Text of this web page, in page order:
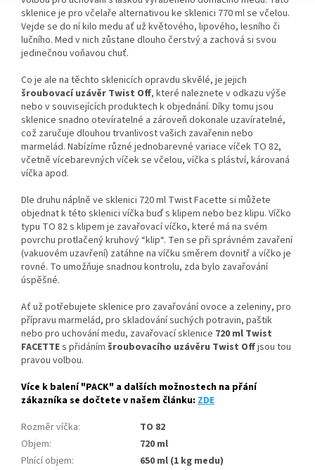
sklenice je pro včelaře alternativou ke sklenici 770 ml se včelou.
Vejde se do ní kilo medu ať už květového, lipového, lesního či
lučního. Med v nich zůstane dlouho čerstvý a zachová si svou
jedinečnou voňavou chuť.
Co je ale na těchto sklenicích opravdu skvělé, je jejich
šroubovací uzávěr Twist Off, které naleznete v odkazu výše
nebo v souvisejících produktech k objednání. Díky tomu jsou
sklenice snadno otevíratelné a zároveň dokonale uzavíratelné,
což zaručuje dlouhou trvanlivost vašich zavařenin nebo
marmelád. Nabízíme různé jednobarevné variace víček TO 82,
včetně vícebarevných víček se včelou, víčka s pláství, károvaná
víčka apod.
Dle druhu náplně ve sklenici 720 ml Twist Facette si můžete
objednat k této sklenici víčka buď s klipem nebo bez klipu. Víčko
typu TO 82 s klipem je zavařovací víčko, které má na svém
povrchu protlačený kruhový “klip“. Ten se při správném zavaření
(vakuovém uzavření) zatáhne na víčku směrem dovnitř a víčko je
rovné. To umožňuje snadnou kontrolu, zda bylo zavařování
úspěšné.
Ať už potřebujete sklenice pro zavařování ovoce a zeleniny, pro
přípravu marmelád, pro skladování suchých potravin, paštik
nebo pro uchování medu, zavařovací sklenice 720 ml Twist
FACETTEs přidáním šroubovacího uzávěru Twist Offjsou tou
pravou volbou.
Více k balení "PACK" a dalších možnostech na přání
zákazníka se dočtete v našem článku: ZDE
Rozměr víčka:
TO 82
Objem:
720 ml
Plnící objem:
650 ml (1 kg medu)